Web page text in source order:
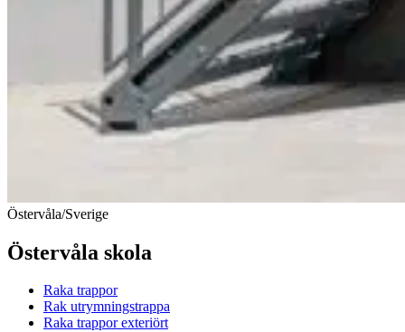
Östervåla/Sverige
Östervåla skola
Raka trappor
Rak utrymningstrappa
Raka trappor exteriört